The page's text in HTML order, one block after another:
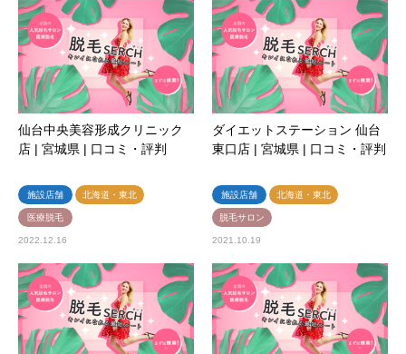
仙台中央美容形成クリニック
店 | 宮城県 | 口コミ・評判
施設店舗 北海道・東北
医療脱毛
2022.12.16
ダイエットステーション 仙台
東口店 | 宮城県 | 口コミ・評判
施設店舗 北海道・東北
脱毛サロン
2021.10.19